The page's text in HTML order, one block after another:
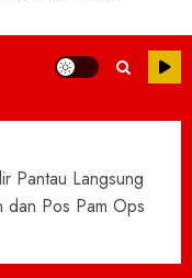
Pantau Langsung
dan Pos Pam Ops